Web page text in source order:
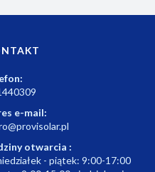
e-mail:
otwarcia :
- piątek: 9:00-17:00